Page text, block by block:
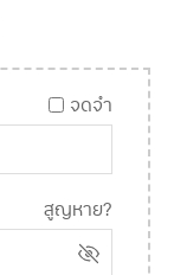
จดจำ
สูญหาย?